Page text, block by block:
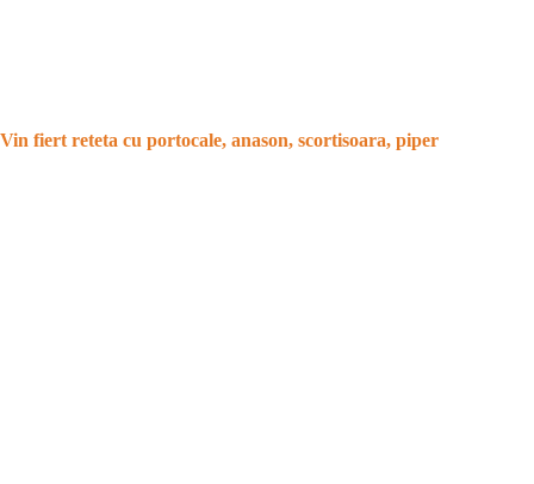
Vin fiert reteta cu portocale, anason, scortisoara, piper